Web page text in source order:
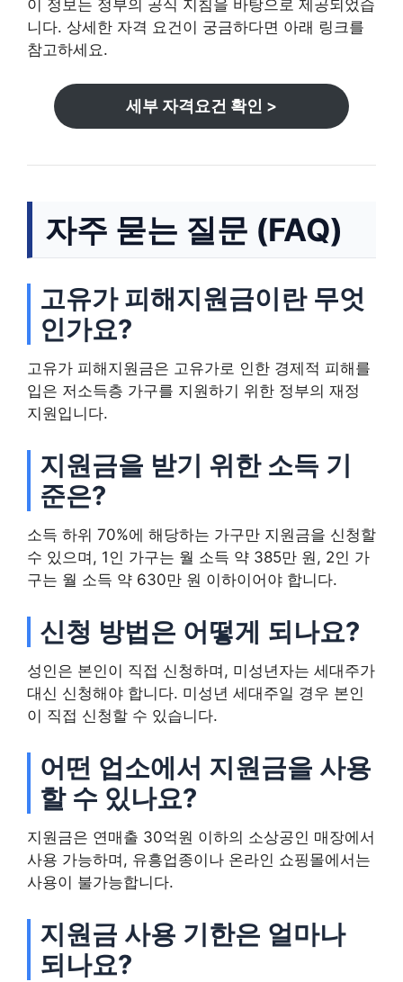
이 정보는 정부의 공식 지침을 바탕으로 제공되었습
니다. 상세한 자격 요건이 궁금하다면 아래 링크를
참고하세요.
세부 자격요건 확인 >
자주 묻는 질문 (FAQ)
고유가 피해지원금이란 무엇
인가요?
고유가 피해지원금은 고유가로 인한 경제적 피해를
입은 저소득층 가구를 지원하기 위한 정부의 재정
지원입니다.
지원금을 받기 위한 소득 기
준은?
소득 하위 70%에 해당하는 가구만 지원금을 신청할
수 있으며, 1인 가구는 월 소득 약 385만 원, 2인 가
구는 월 소득 약 630만 원 이하이어야 합니다.
신청 방법은 어떻게 되나요?
성인은 본인이 직접 신청하며, 미성년자는 세대주가
대신 신청해야 합니다. 미성년 세대주일 경우 본인
이 직접 신청할 수 있습니다.
어떤 업소에서 지원금을 사용
할 수 있나요?
지원금은 연매출 30억원 이하의 소상공인 매장에서
사용 가능하며, 유흥업종이나 온라인 쇼핑몰에서는
사용이 불가능합니다.
지원금 사용 기한은 얼마나
되나요?